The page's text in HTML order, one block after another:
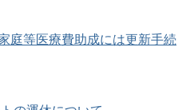
庭等医療費助成には更新手続